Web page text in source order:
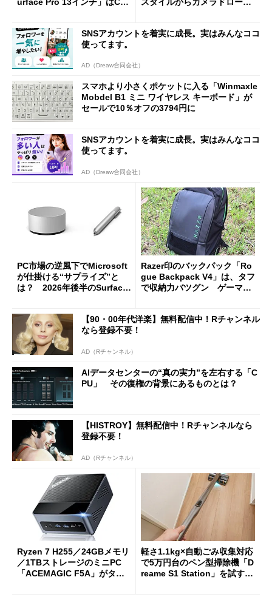
た
SNSアカウントを着実に成長。実はみんなココ
使ってます。
AD（Dreaw合同会社）
スマホより小さくポケットに入る「Winmaxle
Mobdel B1 ミニ ワイヤレス キーボード」が
セールで10％オフの3794円に
SNSアカウントを着実に成長。実はみんなココ
使ってます。
AD（Dreaw合同会社）
PC市場の逆風下でMicrosoft
が仕掛ける“サプライズ”と
は？ 2026年後半のSurface
Razer印のバックパック「Ro
gue Backpack V4」は、タフ
で収納力バツグン ゲーマー
【90・00年代洋楽】無料配信中！Rチャンネル
なら登録不要！
AD（Rチャンネル）
AIデータセンターの“真の実力”を左右する「C
PU」 その復権の背景にあるものとは？
【HISTROY】無料配信中！Rチャンネルなら
登録不要！
AD（Rチャンネル）
Ryzen 7 H255／24GBメモリ
／1TBストレージのミニPC
「ACEMAGIC F5A」がタイ
軽さ1.1kg×自動ごみ収集対応
で5万円台のペン型掃除機「D
reame S1 Station」を試す